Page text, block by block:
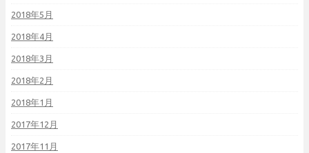
2018年5月
2018年4月
2018年3月
2018年2月
2018年1月
2017年12月
2017年11月